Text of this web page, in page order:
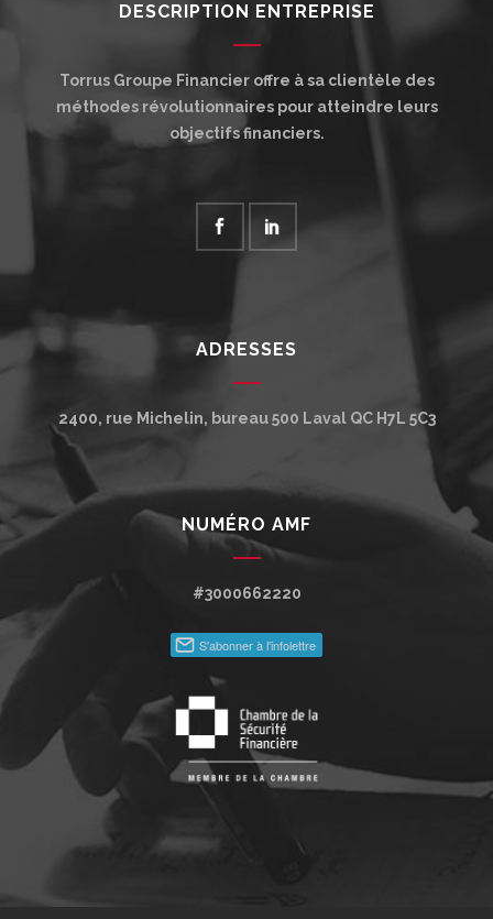
DESCRIPTION ENTREPRISE
Torrus Groupe Financier offre à sa clientèle des
méthodes révolutionnaires pour atteindre leurs
objectifs financiers.
ADRESSES
2400, rue Michelin, bureau 500 Laval QC H7L 5C3
NUMÉRO AMF
#3000662220